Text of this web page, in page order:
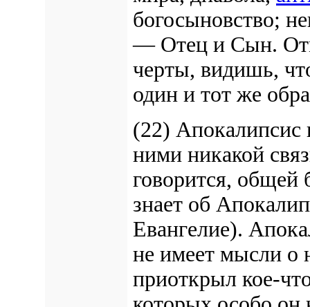
богосыновство;
— Отец и Сын.
черты, видишь,
один и тот же
(22) Апокалипсис
ними никакой
говорится, общей
знает об
Евангелие).
не имеет мысли о
приоткрыл кое-